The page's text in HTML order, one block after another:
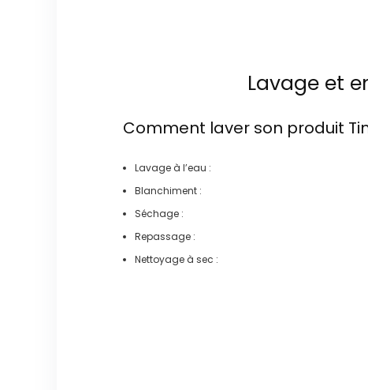
Lavage et
Comment laver son produit
Lavage à l’eau :
Blanchiment :
Séchage :
Repassage :
Nettoyage à sec :